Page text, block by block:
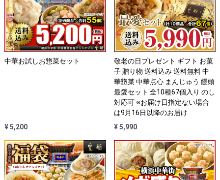
中華お試しお惣菜セット
¥ 5,200
敬老の日プレゼント ギフト お菓
子 贈り物 送料込み 送料無料 中
華惣菜 中華点心 まんじゅう 饅頭
最愛セット 全10種67個入り のし
対応可 ※お届け日指定ない場合
は9月16日以降のお届け
¥ 5,990